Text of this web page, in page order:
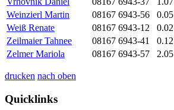
Weinzierl Martin
08167 6943-56 0.05
Weiß Renate
08167 6943-12 0.02
Zeilmaier Tahnee
08167 6943-41 0.12
Zelmer Mariola
08167 6943-57 2.05
drucken nach oben
Quicklinks